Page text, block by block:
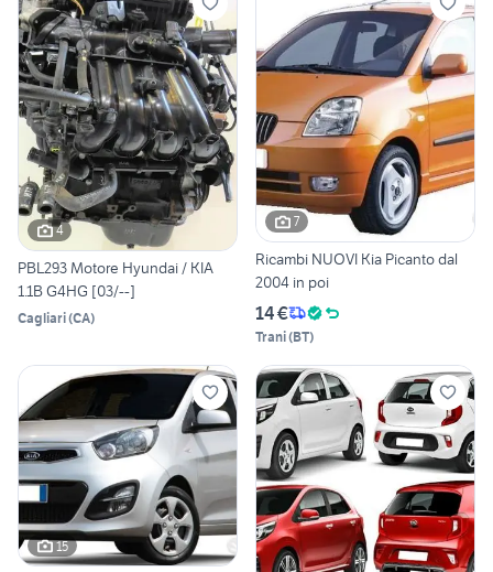
4
PBL293 Motore Hyundai / KIA
1.1B G4HG [03/--]
Cagliari(CA)
7
Ricambi NUOVI Kia Picanto dal
2004 in poi
14 €
Trani(BT)
15